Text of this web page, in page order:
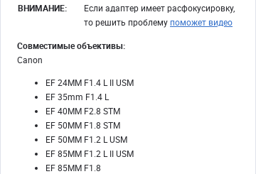
ВНИМАНИЕ:
Если адаптер имеет расфокусировку,
то решить проблему поможет видео
Совместимые объективы:
Canon
EF 24MM F1.4 L II USM
EF 35mm F1.4 L
EF 40MM F2.8 STM
EF 50MM F1.8 STM
EF 50MM F1.2 L USM
EF 85MM F1.2 L II USM
EF 85MM F1.8